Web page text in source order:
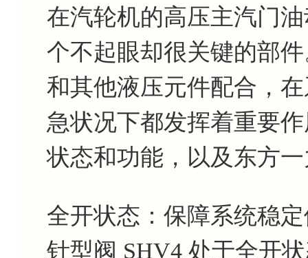
在汽轮机的高压主汽门
个不起眼却很关键的部
和其他液压元件配合，
急状况下都发挥着重要
状态和功能，以及东方
全开状态：保障系统稳
针型阀 SHV4 处于全开